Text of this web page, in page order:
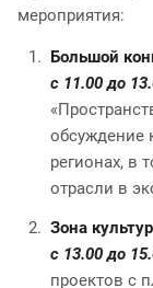
мероприятия:
Большой
с 11.00 до
обсуждение
регионах, в
отрасли в
Зона
с 13.00 до
проектов с